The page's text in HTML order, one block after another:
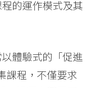
的運作模式及其
體驗式的「促進
課程，不僅要求